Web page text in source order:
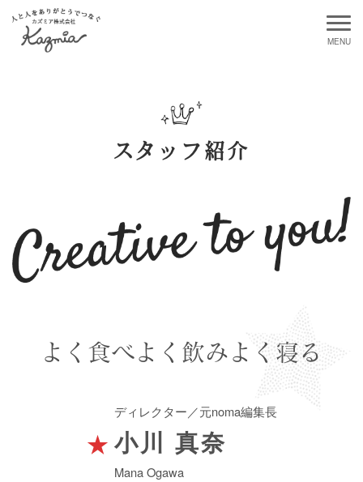
スタッフ紹介
よく食べよく飲みよく寝る
★
ディレクター／元noma編集長
小川 真奈
Mana Ogawa